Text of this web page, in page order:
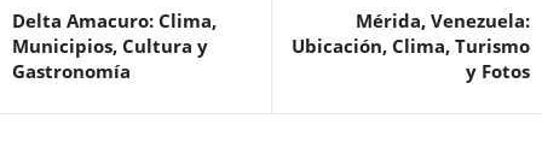
Delta Amacuro: Clima,
Municipios, Cultura y
Gastronomía
Mérida, Venezuela:
Ubicación, Clima, Turismo
y Fotos